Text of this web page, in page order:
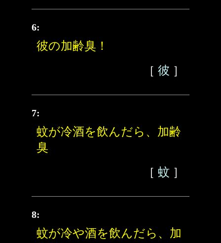
6:
彼の加齢臭！
［ 彼 ］
7:
蚊が冷酒を飲んだら、加齢
臭
［ 蚊 ］
8:
蚊が冷や酒を飲んだら、加